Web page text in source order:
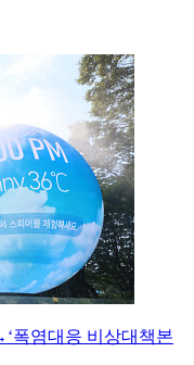
폭염대응 비상대책본